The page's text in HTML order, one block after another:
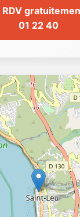
01 22 40